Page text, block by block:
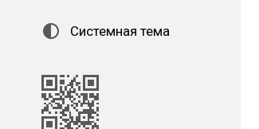
Системная тема